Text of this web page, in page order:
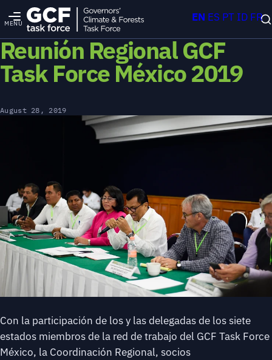
MENU
Reunión Regional GCF
Task Force México 2019
August 28, 2019
Con la participación de los y las delegadas de los siete
estados miembros de la red de trabajo del GCF Task Force
México, la Coordinación Regional, socios
EN ES PT ID FR